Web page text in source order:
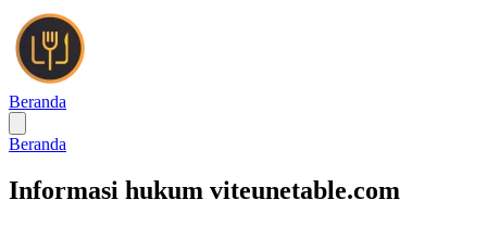
Beranda
Beranda
Informasi hukum viteunetable.com